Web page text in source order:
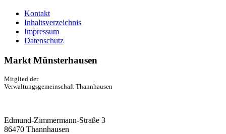
Kontakt
Inhaltsverzeichnis
Impressum
Datenschutz
Markt Münsterhausen
Mitglied der
Verwaltungsgemeinschaft Thannhausen
Edmund-Zimmermann-Straße 3
86470 Thannhausen